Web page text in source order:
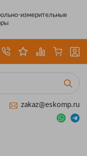
измерительные
zakaz@eskomp.ru